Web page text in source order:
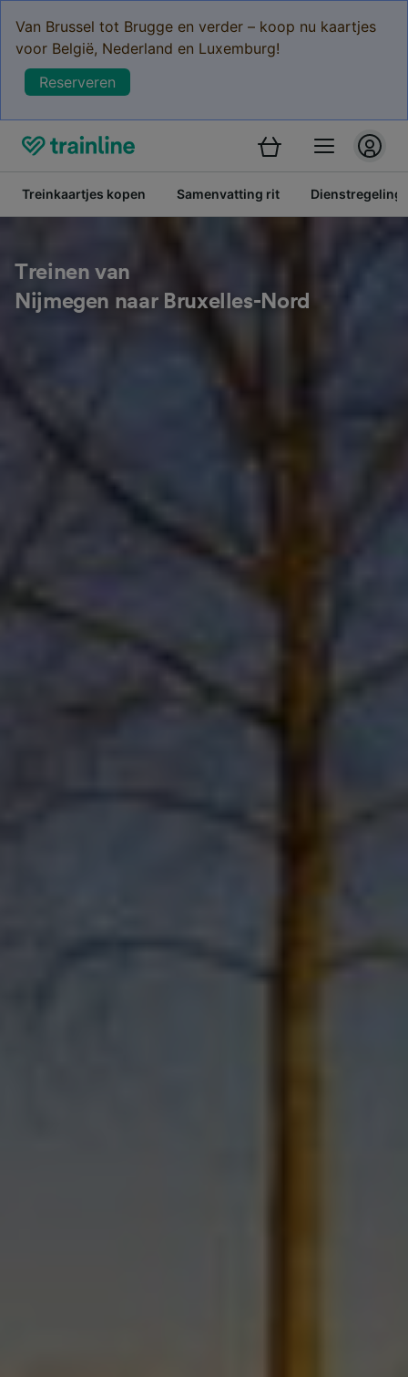
Van Brussel tot Brugge en verder – koop nu kaartjes
voor België, Nederland en Luxemburg!
Reserveren
Treinkaartjes kopen Samenvatting rit Dienstregeling
Treinen van
Nijmegen naar Bruxelles-Nord